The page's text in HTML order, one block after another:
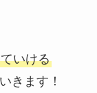
いける
きます！